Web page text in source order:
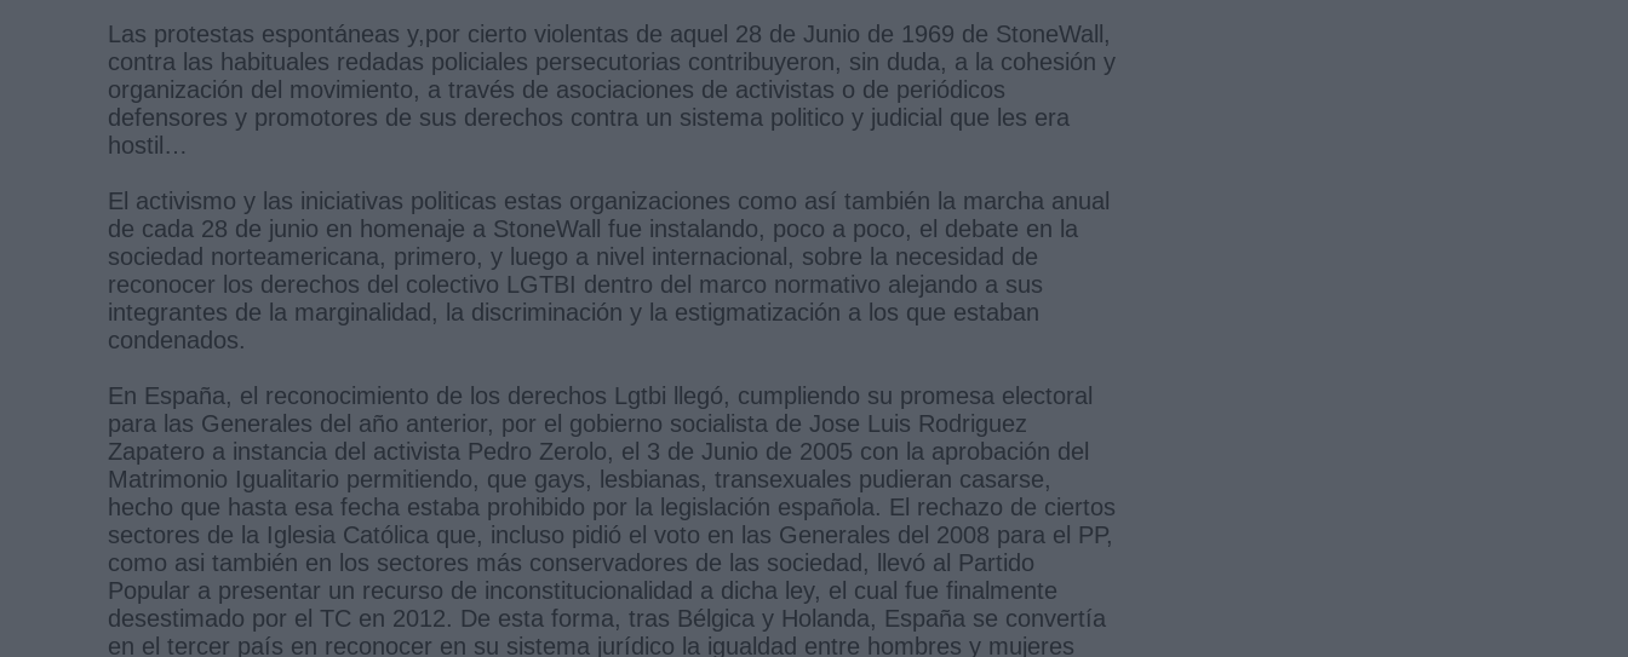
Las protestas espontáneas y,por cierto violentas de aquel 28 de Junio de 1969 de StoneWall,
contra las habituales redadas policiales persecutorias contribuyeron, sin duda, a la cohesión y
organización del movimiento, a través de asociaciones de activistas o de periódicos
defensores y promotores de sus derechos contra un sistema politico y judicial que les era
hostil…
El activismo y las iniciativas politicas estas organizaciones como así también la marcha anual
de cada 28 de junio en homenaje a StoneWall fue instalando, poco a poco, el debate en la
sociedad norteamericana, primero, y luego a nivel internacional, sobre la necesidad de
reconocer los derechos del colectivo LGTBI dentro del marco normativo alejando a sus
integrantes de la marginalidad, la discriminación y la estigmatización a los que estaban
condenados.
En España, el reconocimiento de los derechos Lgtbi llegó, cumpliendo su promesa electoral
para las Generales del año anterior, por el gobierno socialista de Jose Luis Rodriguez
Zapatero a instancia del activista Pedro Zerolo, el 3 de Junio de 2005 con la aprobación del
Matrimonio Igualitario permitiendo, que gays, lesbianas, transexuales pudieran casarse,
hecho que hasta esa fecha estaba prohibido por la legislación española. El rechazo de ciertos
sectores de la Iglesia Católica que, incluso pidió el voto en las Generales del 2008 para el PP,
como asi también en los sectores más conservadores de las sociedad, llevó al Partido
Popular a presentar un recurso de inconstitucionalidad a dicha ley, el cual fue finalmente
desestimado por el TC en 2012. De esta forma, tras Bélgica y Holanda, España se convertía
en el tercer país en reconocer en su sistema jurídico la igualdad entre hombres y mujeres